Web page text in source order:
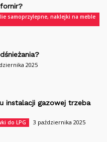
samoprzylepne, naklejki na meble
2025
instalacji gazowej trzeba
do LPG 3 października 2025